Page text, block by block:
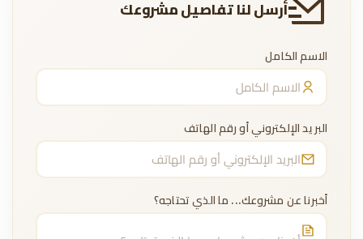
أرسل لنا تفاصيل مشروعك
الاسم الكامل
البريد الإلكتروني أو رقم الهاتف
أخبرنا عن مشروعك... ما الذي تحتاجه؟